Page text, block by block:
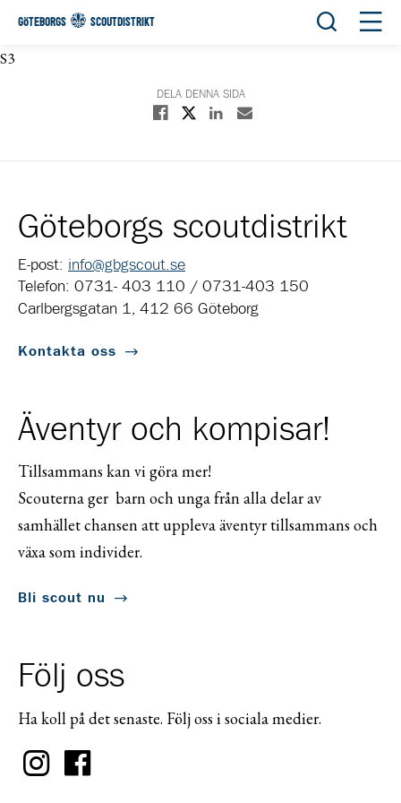
GÖTEBORGS SCOUTDISTRIKT Öppna
S3
DELA DENNA SIDA
Dela på Facebook
Dela på XDela på Linkedin
Dela med E-post
Göteborgs scoutdistrikt
E-post: info@gbgscout.se
Telefon: 0731- 403 110 / 0731-403 150
Carlbergsgatan 1, 412 66 Göteborg
Kontakta oss
Äventyr och kompisar!
Tillsammans kan vi göra mer!
Scouterna ger barn och unga från alla delar av
samhället chansen att uppleva äventyr tillsammans och
växa som individer.
Bli scout nu
Följ oss
Ha koll på det senaste. Följ oss i sociala medier.